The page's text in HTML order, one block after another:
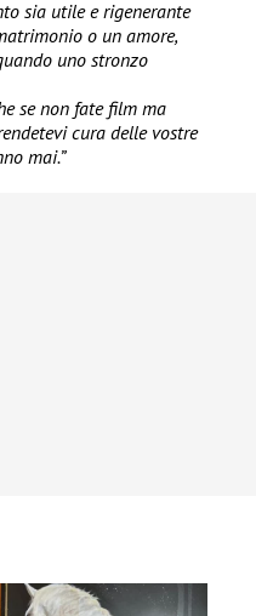
sia utile e rigenerante
o un amore,
uno stronzo
se non fate film ma
cura delle vostre
mai.”